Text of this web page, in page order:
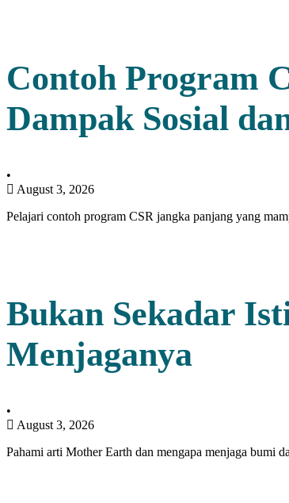
Contoh Program
Dampak Sosial
•
August 3, 2026
Pelajari contoh program CSR jangka panjang yang
Bukan Sekadar
Menjaganya
•
August 3, 2026
Pahami arti Mother Earth dan mengapa menjaga bumi